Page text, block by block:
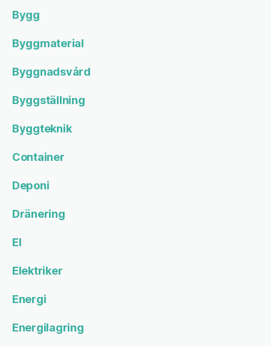
Bygg
Byggmaterial
Byggnadsvård
Byggställning
Byggteknik
Container
Deponi
Dränering
El
Elektriker
Energi
Energilagring